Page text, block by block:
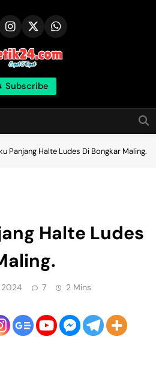
Subscribe
Panjang Halte Ludes Di Bongkar Maling.
Halte Ludes
7 2 Mins